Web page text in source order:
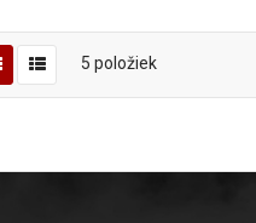
5 položiek